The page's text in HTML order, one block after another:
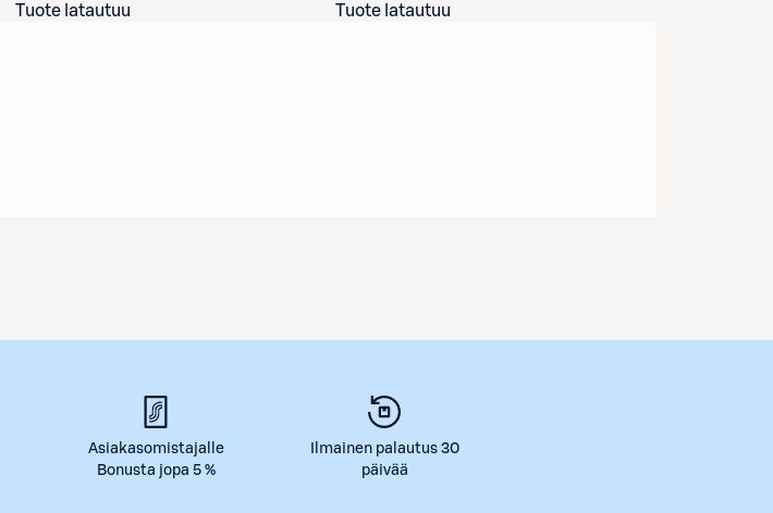
Tuote latautuu Tuote latautuu
Asiakasomistajalle
Bonusta jopa 5 %
Ilmainen palautus 30
päivää